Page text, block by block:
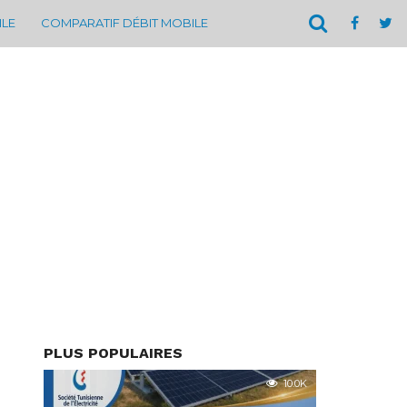
COMPARATIF DÉBIT MOBILE
PLUS POPULAIRES
10.0K